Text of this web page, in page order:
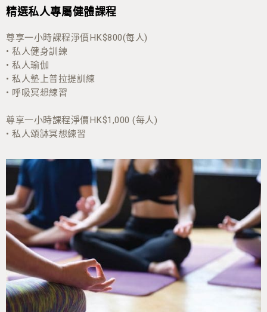
精選私人專屬健體課程
尊享一小時課程淨價HK$800(每人)
• 私人健身訓練
• 私人瑜伽
• 私人墊上普拉提訓練
• 呼吸冥想練習
尊享一小時課程淨價HK$1,000 (每人)
• 私人頌缽冥想練習